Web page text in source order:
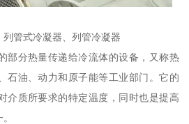
管式冷凝器、列管冷凝器
部分热量传递给冷流体的设备，又称热
石油、动力和原子能等工业部门。它的
介质所要求的特定温度，同时也是提高